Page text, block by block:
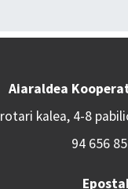
Aiaraldea
kalea, 4-8
94 656